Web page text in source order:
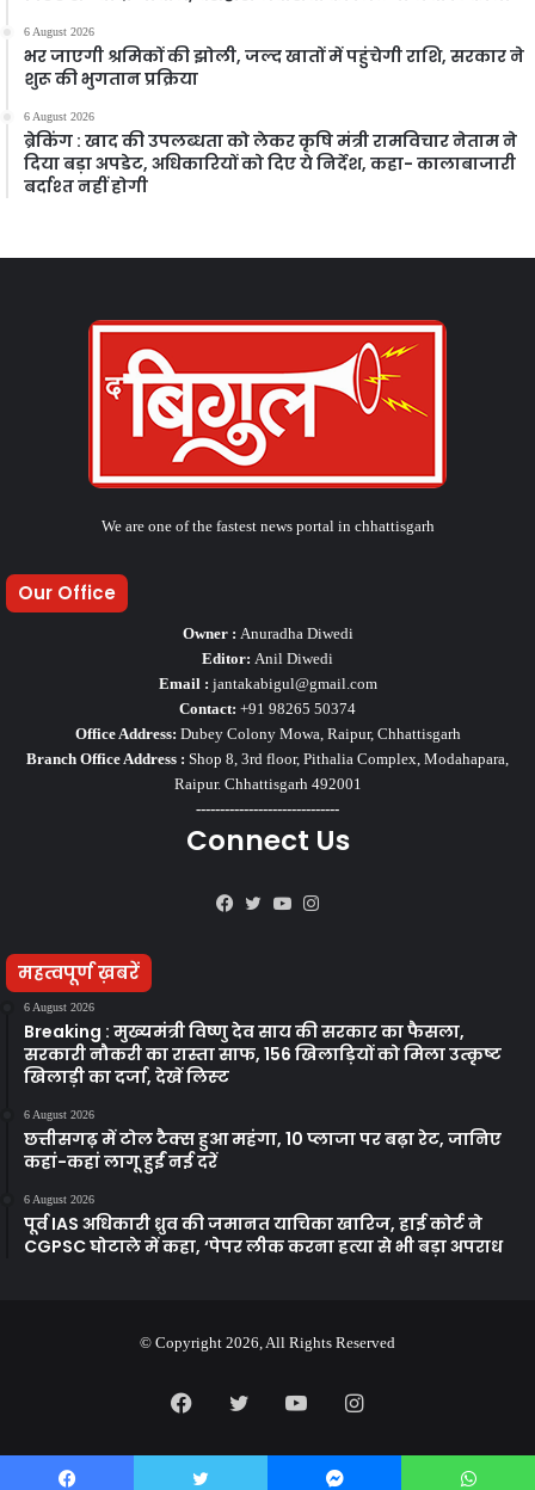
6 August 2026
भर जाएगी श्रमिकों की झोली, जल्द खातों में पहुंचेगी राशि, सरकार ने
शुरू की भुगतान प्रक्रिया
6 August 2026
ब्रेकिंग : खाद की उपलब्धता को लेकर कृषि मंत्री रामविचार नेताम ने
दिया बड़ा अपडेट, अधिकारियों को दिए ये निर्देश, कहा- कालाबाजारी
बर्दाश्त नहीं होगी
We are one of the fastest news portal in chhattisgarh
Our Office
Owner : Anuradha Diwedi
Editor: Anil Diwedi
Email : jantakabigul@gmail.com
Contact: +91 98265 50374
Office Address: Dubey Colony Mowa, Raipur, Chhattisgarh
Branch Office Address : Shop 8, 3rd floor, Pithalia Complex, Modahapara,
Raipur. Chhattisgarh 492001
------------------------------
Connect Us
Facebook
TwitterYouTube
महत्वपूर्ण ख़बरें
6 August 2026
Breaking : मुख्यमंत्री विष्णु देव साय की सरकार का फैसला,
सरकारी नौकरी का रास्ता साफ, 156 खिलाड़ियों को मिला उत्कृष्ट
खिलाड़ी का दर्जा, देखें लिस्‍ट
6 August 2026
छत्तीसगढ़ में टोल टैक्स हुआ महंगा, 10 प्लाजा पर बढ़ा रेट, जानिए
कहां-कहां लागू हुईं नई दरें
6 August 2026
पूर्व IAS अधिकारी ध्रुव की जमानत याचिका खारिज, हाई कोर्ट ने
CGPSC घोटाले में कहा, ‘पेपर लीक करना हत्या से भी बड़ा अपराध
© Copyright 2026, All Rights Reserved
FacebookTwitterYouTubeInstagram